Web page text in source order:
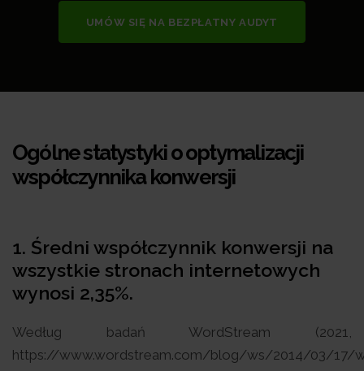
UMÓW SIĘ NA BEZPŁATNY AUDYT
Ogólne statystyki o optymalizacji
współczynnika konwersji
1. Średni współczynnik konwersji na
wszystkie stronach internetowych
wynosi 2,35%.
Według badań WordStream (2021,
https://www.wordstream.com/blog/ws/2014/03/17/